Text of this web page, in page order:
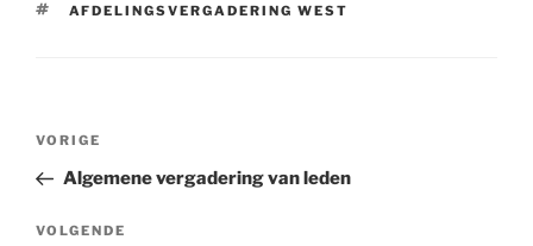
TAGS
AFDELINGSVERGADERING WEST
Bericht
Vorig
bericht
VORIGE
Algemene vergadering van leden
Volgend
VOLGENDE